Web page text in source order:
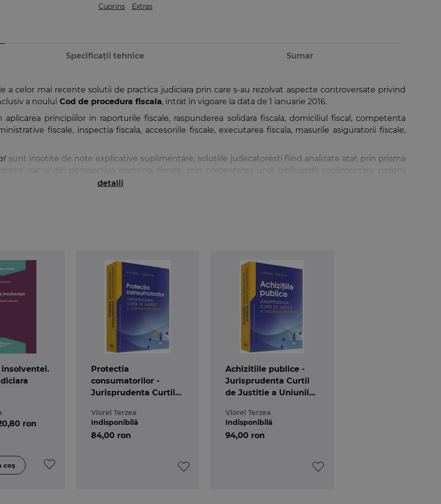
Cuprins Extras
Specificații tehnice Sumar
a celor mai recente solutii de practica judiciara prin care s-au rezolvat aspecte controversate privind
a noului Cod de procedura fiscala, intrat in vigoare la data de 1 ianuarie 2016.
principiilor in raporturile fiscale, raspunderea solidara fiscala, domiciliul fiscal, competenta
fiscale, inspectia fiscala, accesoriile fiscale, executarea fiscala, masurile asiguratorii fiscale,
sunt insotite de note explicative suplimentare, solutiile judecatoresti fiind analizate atat prin prisma
cat si din perspectiva doctrinei fiscale, prin prezentarea unei bibliografii suplimentare pentru
solutionate in temeiul dispozitiilor Codului fiscal si ale Codului de procedura fiscala din 2003 cuprind
detalii
insolventei.
ron
Protectia
consumatorilor -
Jurisprudenta Curtii
Europene
Viorel Terzea
84,00 ron
Indisponibilă
Achizitiile publice -
Jurisprudenta Curtii
de Justitie a Uniunii
Viorel Terzea
94,00 ron
Indisponibilă